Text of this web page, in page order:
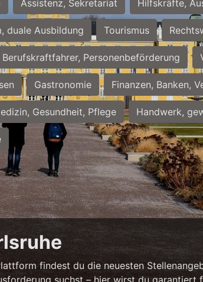
Assistenz, Sekretariat Hilfskräfte,
duale Ausbildung Tourismus
Berufskraftfahrer, Personenbeförderung
Gastronomie Finanzen, Banken,
Gesundheit, Pflege Handwerk,
findest du die neuesten